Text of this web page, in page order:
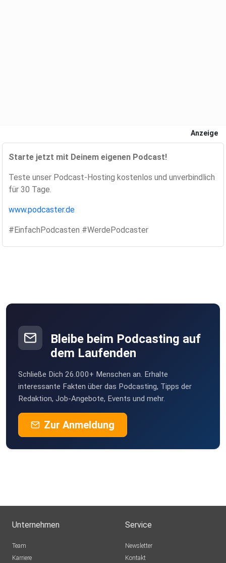
Anzeige
Starte jetzt mit Deinem eigenen Podcast!
Teste unser Podcast-Hosting kostenlos und unverbindlich
für 30 Tage.
www.podcaster.de
#EinfachPodcasten #WerdePodcaster
Bleibe beim Podcasting auf
dem Laufenden
Schließe Dich 26.000+ Menschen an. Erhalte
interessante Fakten über das Podcasting, Tipps der
Redaktion, Job-Angebote, Events und mehr.
Zur Anmeldung
Unternehmen
Team
Karriere
Service
Newsletter
Kontakt